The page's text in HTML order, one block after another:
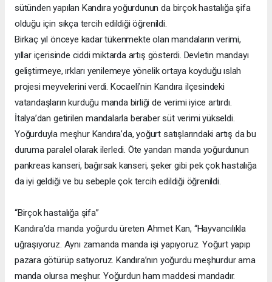
sütünden yapılan Kandıra yoğurdunun da birçok hastalığa şifa
olduğu için sıkça tercih edildiği öğrenildi.
Birkaç yıl önceye kadar tükenmekte olan mandaların verimi,
yıllar içerisinde ciddi miktarda artış gösterdi. Devletin mandayı
geliştirmeye, ırkları yenilemeye yönelik ortaya koyduğu ıslah
projesi meyvelerini verdi. Kocaeli’nin Kandıra ilçesindeki
vatandaşların kurduğu manda birliği de verimi iyice artırdı.
İtalya’dan getirilen mandalarla beraber süt verimi yükseldi.
Yoğurduyla meşhur Kandıra’da, yoğurt satışlarındaki artış da bu
duruma paralel olarak ilerledi. Öte yandan manda yoğurdunun
pankreas kanseri, bağırsak kanseri, şeker gibi pek çok hastalığa
da iyi geldiği ve bu sebeple çok tercih edildiği öğrenildi.
“Birçok hastalığa şifa”
Kandıra’da manda yoğurdu üreten Ahmet Kan, “Hayvancılıkla
uğraşıyoruz. Aynı zamanda manda işi yapıyoruz. Yoğurt yapıp
pazara götürüp satıyoruz. Kandıra’nın yoğurdu meşhurdur ama
manda olursa meşhur. Yoğurdun ham maddesi mandadır.